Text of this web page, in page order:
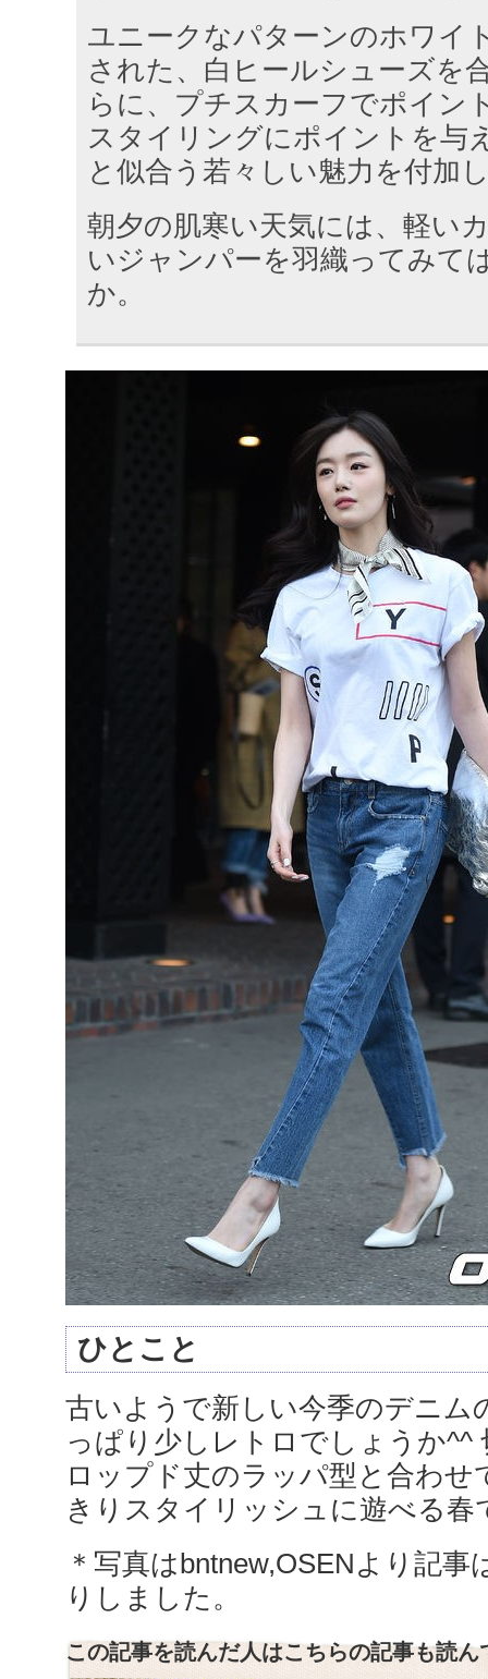
ユニークなパターンのホワイ
された、白ヒールシューズを
らに、プチスカーフでポイン
スタイリングにポイントを与
と似合う若々しい魅力を付加
朝夕の肌寒い天気には、軽い
いジャンパーを羽織ってみて
か。
ひとこと
古いようで新しい今季のデニム
っぱり少しレトロでしょうか^^
ロップド丈のラッパ型と合わせ
きりスタイリッシュに遊べる春
＊写真はbntnew,OSENより記事
りしました。
この記事を読んだ人はこちらの記事も読ん